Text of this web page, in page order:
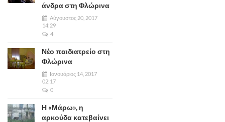
άνδρα στη Φλώρινα
Αύγουστος 20, 2017
14:29
4
Νέο παιδιατρείο στη
Φλώρινα
Ιανουάριος 14, 2017
02:17
0
Η «Μάρω», η
αρκούδα κατεβαίνει